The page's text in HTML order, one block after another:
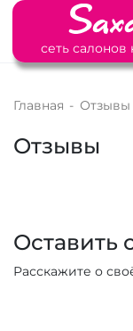
сеть салонов
Главная - Отзывы
Отзывы
Оставить
Расскажите о